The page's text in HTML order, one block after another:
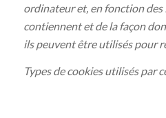
ordinateur et, en fonction des
contiennent et de la façon
ils peuvent être utilisés pour
Types de cookies utilisés par